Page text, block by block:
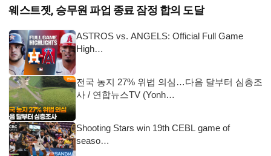
웨스트젯, 승무원 파업 종료 잠정 합의 도달
ASTROS vs. ANGELS: Official Full Game
High…
전국 농지 27% 위법 의심…다음 달부터 심층조
사 / 연합뉴스TV (Yonh…
Shooting Stars win 19th CEBL game of
seaso…